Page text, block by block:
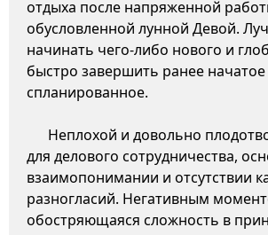
отдыха после напряженной
обусловленной лунной Девой.
начинать чего-либо нового и
быстро завершить ранее начатое
спланированное.
Неплохой и довольно
для делового сотрудничества,
взаимопонимании и отсутствии
разногласий. Негативным
обостряющаяся сложность в